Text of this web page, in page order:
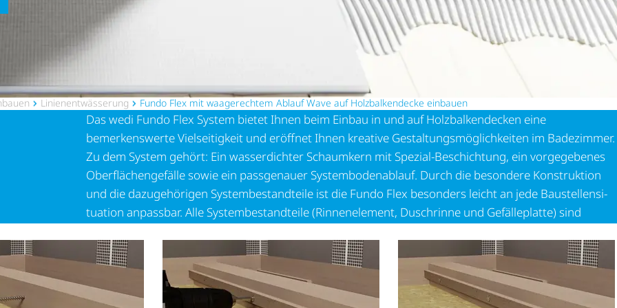
Lini­en­ent­wäs­se­rung Fundo Flex mit waagerechtem Ablauf Wave auf Holz­bal­ken­decke einbauen
Das wedi Fundo Flex System bietet Ihnen beim Einbau in und auf Holz­bal­ken­de­cken eine
bemerkenswerte Vielseitigkeit und eröffnet Ihnen kreative Gestal­tungs­mög­lich­keiten im Badezimmer.
Zu dem System gehört: Ein wasserdichter Schaumkern mit Spezial-Beschichtung, ein vorgegebenes
Ober­flä­chen­ge­fälle sowie ein passgenauer System­bo­den­ab­lauf. Durch die besondere Konstruktion
und die dazugehörigen System­be­stand­teile ist die Fundo Flex besonders leicht an jede Baustel­len­si­
tu­a­tion anpassbar. Alle System­be­stand­teile (Rinnenelement, Duschrinne und Gefälleplatte) sind